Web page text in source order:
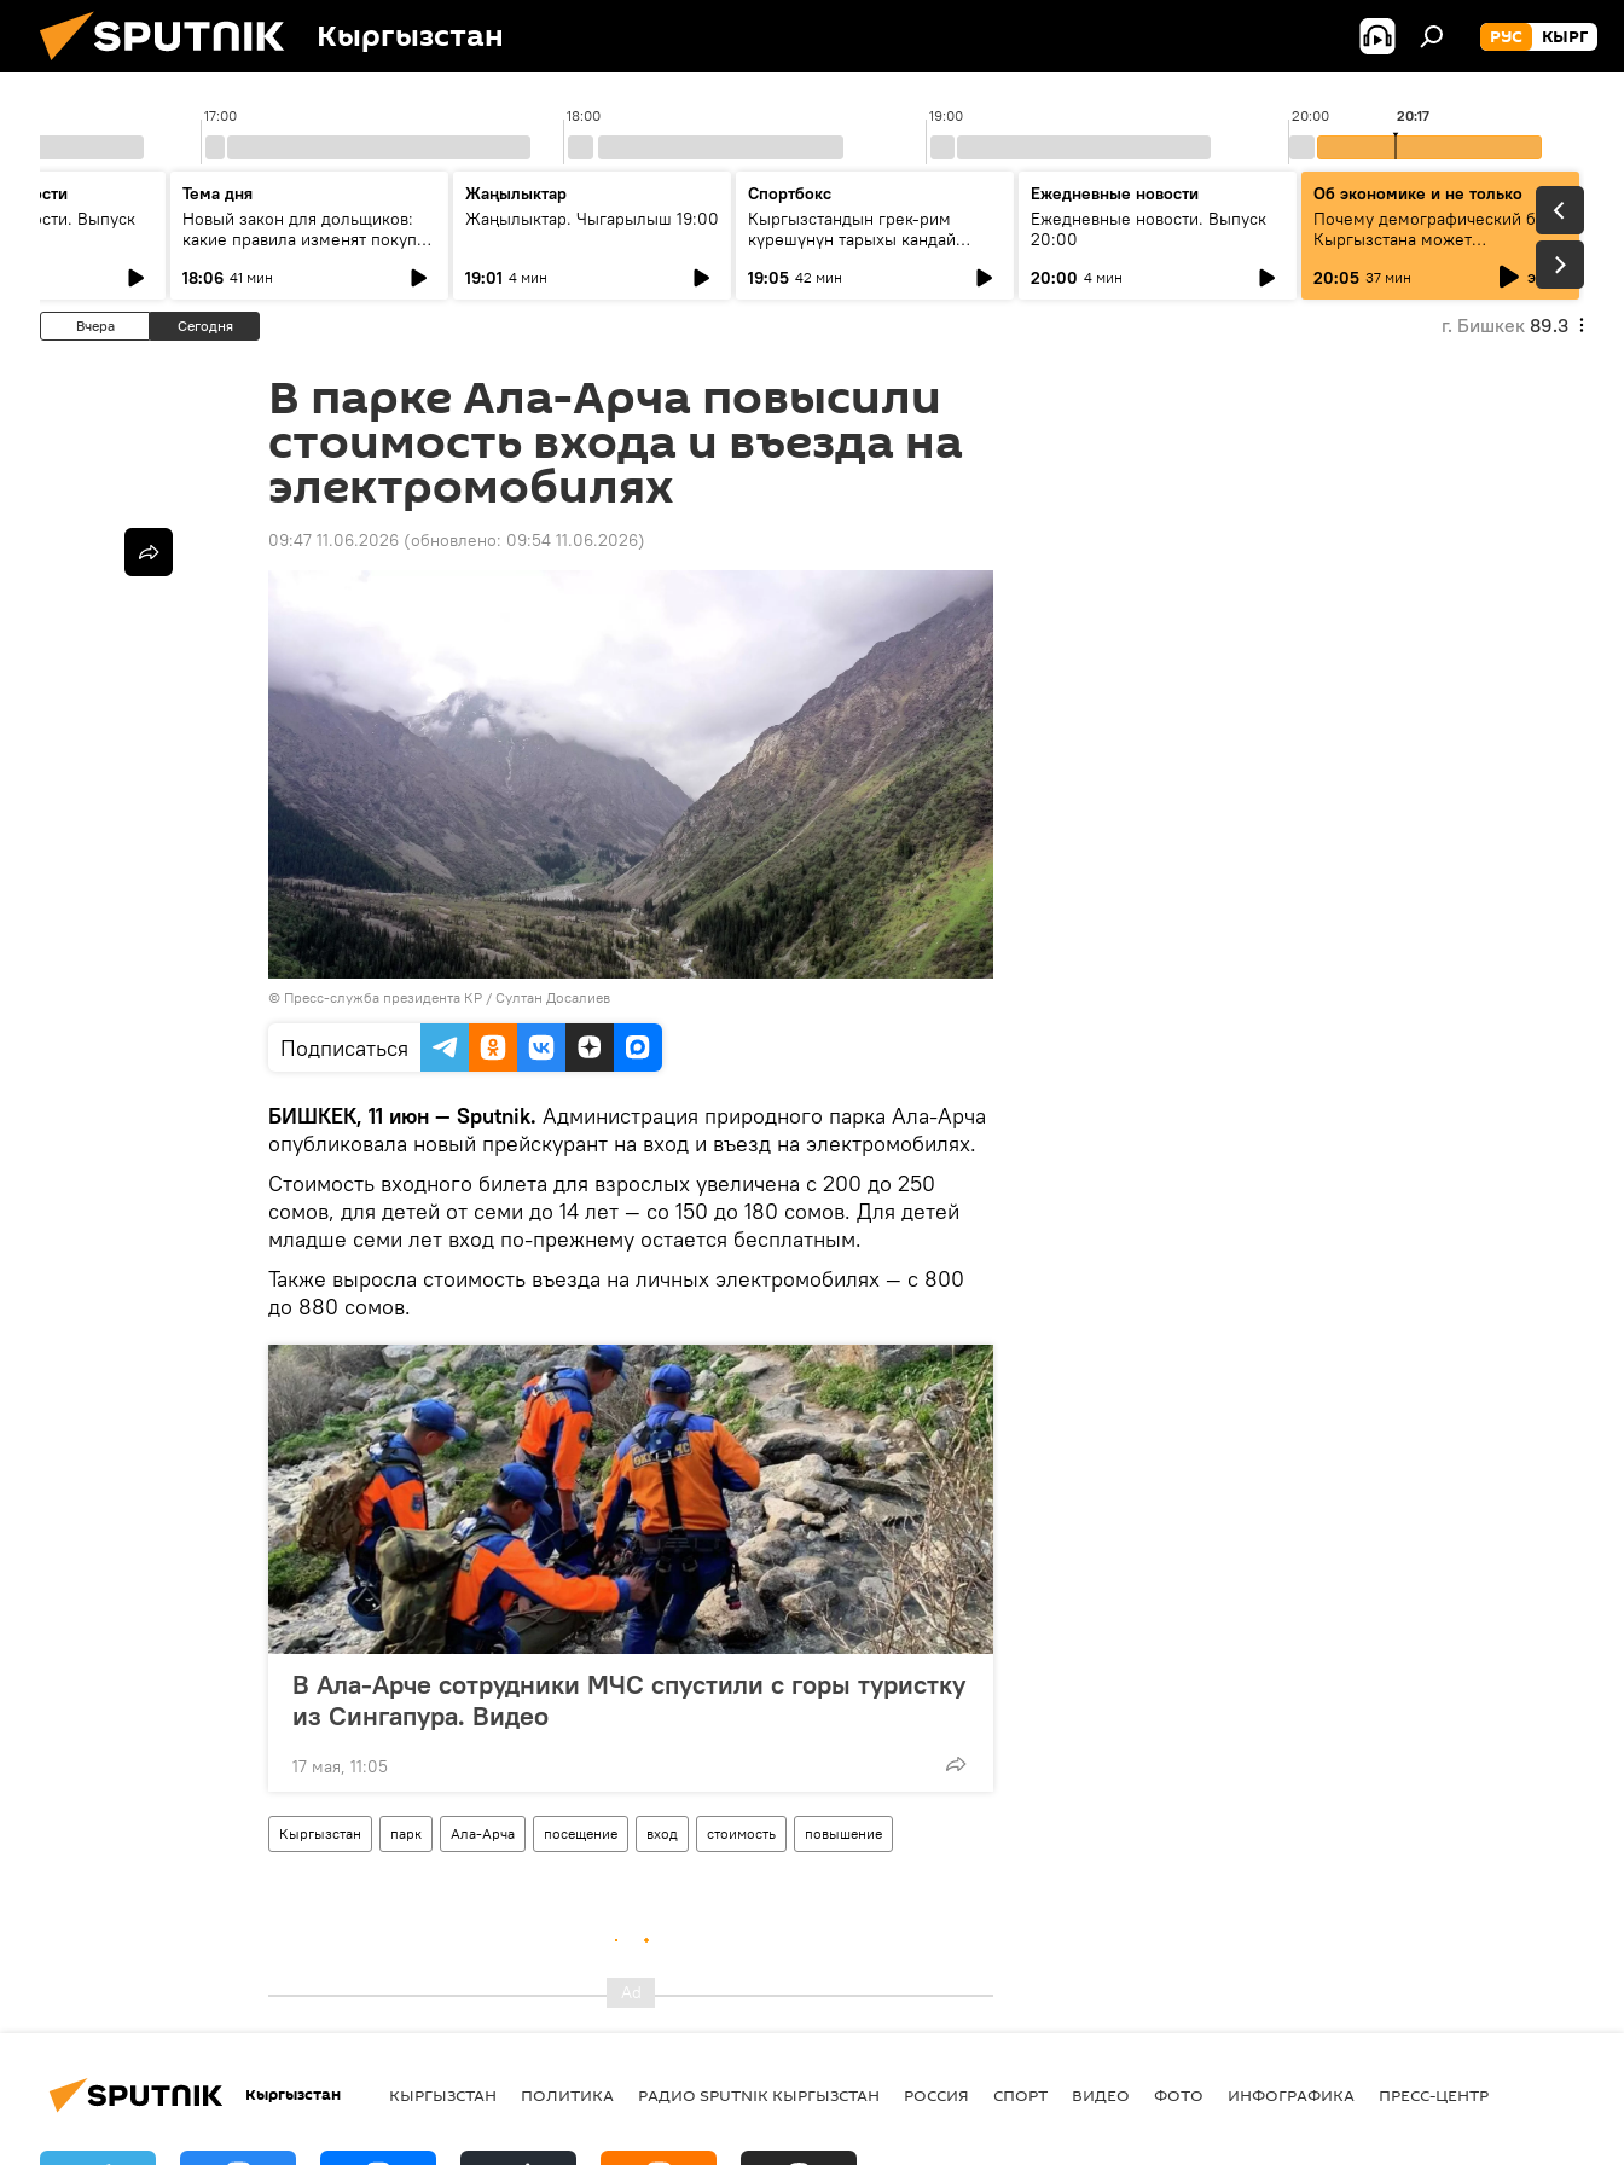
Кыргызстан РУС КЫРГ
17:00 18:00 19:00 20:00 20:17
Выпуск
Тема дня
Новый закон для дольщиков:
какие правила изменят покупку
18:06 41 мин
Жаңылыктар
Жаңылыктар. Чыгарылыш 19:00
19:01 4 мин
Спортбокс
Кыргызстандын грек-рим
күрөшүнүн тарыхы кандай
19:05 42 мин
Ежедневные новости
Ежедневные новости. Выпуск
20:00
20:00 4 мин
Об экономике и не только
Почему демографический бум
Кыргызстана может
превратиться в проблему и как
этого избежать
20:05 37 мин эфир
Вчера Сегодня г. Бишкек 89.3
В парке Ала-Арча повысили
стоимость входа и въезда на
электромобилях
09:47 11.06.2026 (обновлено: 09:54 11.06.2026)
© Пресс-служба президента КР / Султан Досалиев
Подписаться
БИШКЕК, 11 июн — Sputnik. Администрация природного парка Ала-Арча
опубликовала новый прейскурант на вход и въезд на электромобилях.
Стоимость входного билета для взрослых увеличена с 200 до 250
сомов, для детей от семи до 14 лет — со 150 до 180 сомов. Для детей
младше семи лет вход по-прежнему остается бесплатным.
Также выросла стоимость въезда на личных электромобилях — с 800
до 880 сомов.
В Ала-Арче сотрудники МЧС спустили с горы туристку
из Сингапура. Видео
17 мая, 11:05
Кыргызстан парк Ала-Арча посещение вход стоимость повышение
Кыргызстан КЫРГЫЗСТАН ПОЛИТИКА РАДИО SPUTNIK КЫРГЫЗСТАН РОССИЯ СПОРТ ВИДЕО ФОТО ИНФОГРАФИКА ПРЕСС-ЦЕНТР